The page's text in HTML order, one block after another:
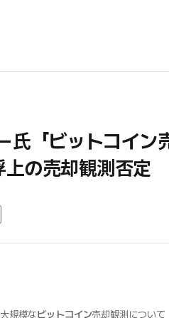
氏「ビットコイ
の売却観測否定
規模なビットコイン売却観測について